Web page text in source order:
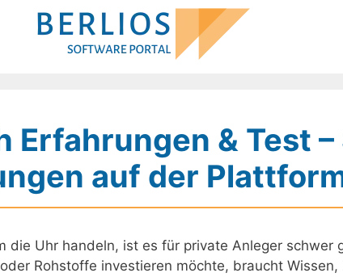
Erfahrungen & Test
auf der
die Uhr handeln, ist es für private Anleger schwer
Rohstoffe investieren möchte, braucht